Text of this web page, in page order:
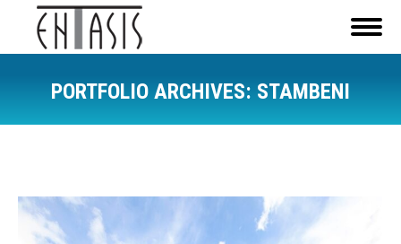
PORTFOLIO ARCHIVES: STAMBENI